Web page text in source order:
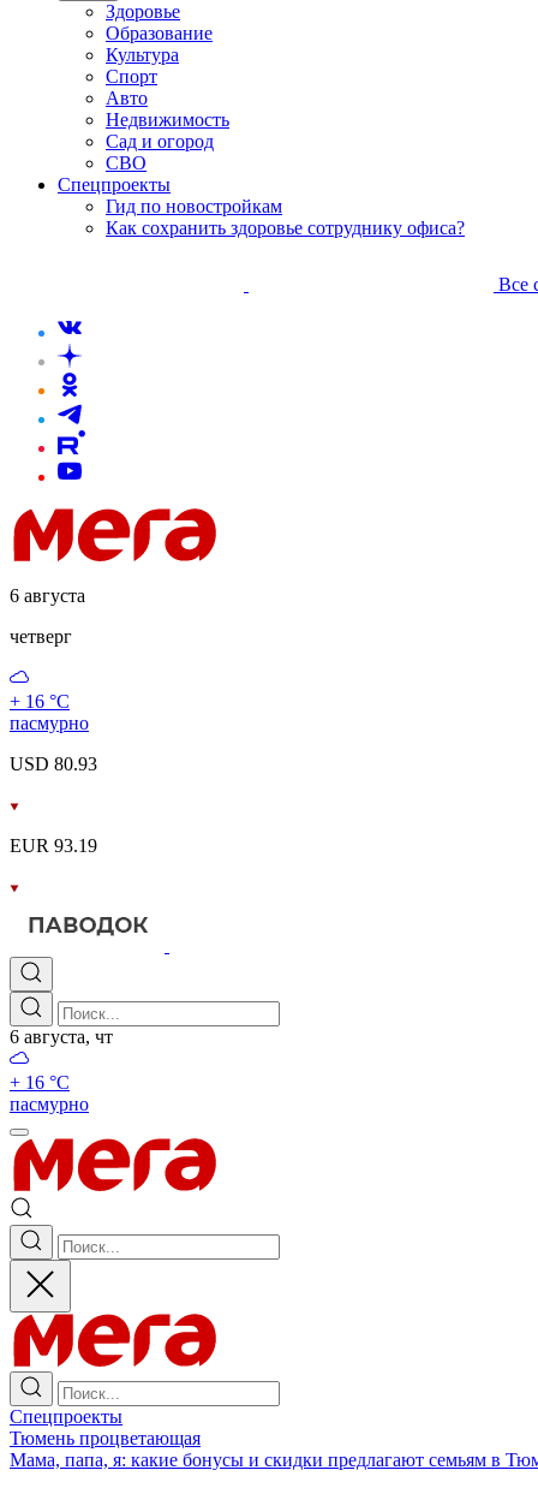
Здоровье
Образование
Культура
Спорт
Авто
Недвижимость
Сад и огород
СВО
Спецпроекты
Гид по новостройкам
Как сохранить здоровье сотруднику офиса?
Все
6 августа
четверг
+ 16 °С
пасмурно
USD 80.93
EUR 93.19
6 августа, чт
+ 16 °С
пасмурно
Спецпроекты
Тюмень процветающая
Мама, папа, я: какие бонусы и скидки предлагают семьям в